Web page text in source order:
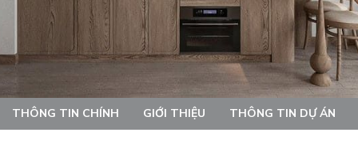
THÔNG TIN CHÍNH GIỚI THIỆU THÔNG TIN DỰ ÁN